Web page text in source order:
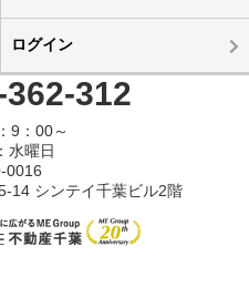
ログイン
312
9：00～
水曜日
0016
14 シンテイ千葉ビル2階